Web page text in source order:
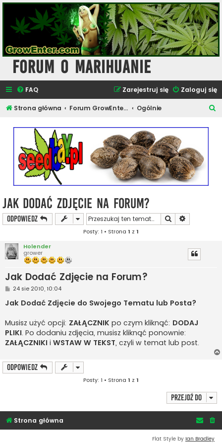
Forum o Marihuanie
FAQ Zaloguj się
Zarejestruj się
Strona główna Forum GrowEnter.com - Uprawa i Hodowla Konopi Ogólnie
Jak Dodać Zdjęcie na Forum?
ODPOWIEDZ Szukaj
Posty: 1 • Strona 1 z 1
Holender
grower
Jak Dodać Zdjęcie na Forum?
P
s
t
24 sie 2010, 10:04
Jak Dodać Zdjęcie do Swojego Tematu lub Posta?
Musisz użyć opcji: ZAŁĄCZNIK po czym kliknąć: DODAJ
PLIKI. Po dodaniu zdjęcia, musisz kliknąć ponownie:
ZAŁĄCZNIKI i WSTAW W TEKST, czyli w temat lub post.
ODPOWIEDZ
Posty: 1 • Strona 1 z 1
Przejdź do
Strona główna
Flat Style by Ian Bradley